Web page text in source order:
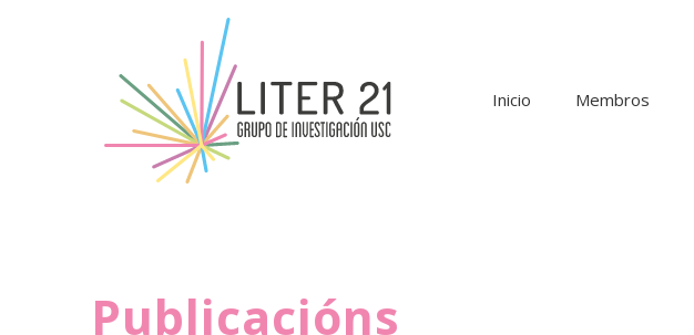
Inicio Membros
Publicacións